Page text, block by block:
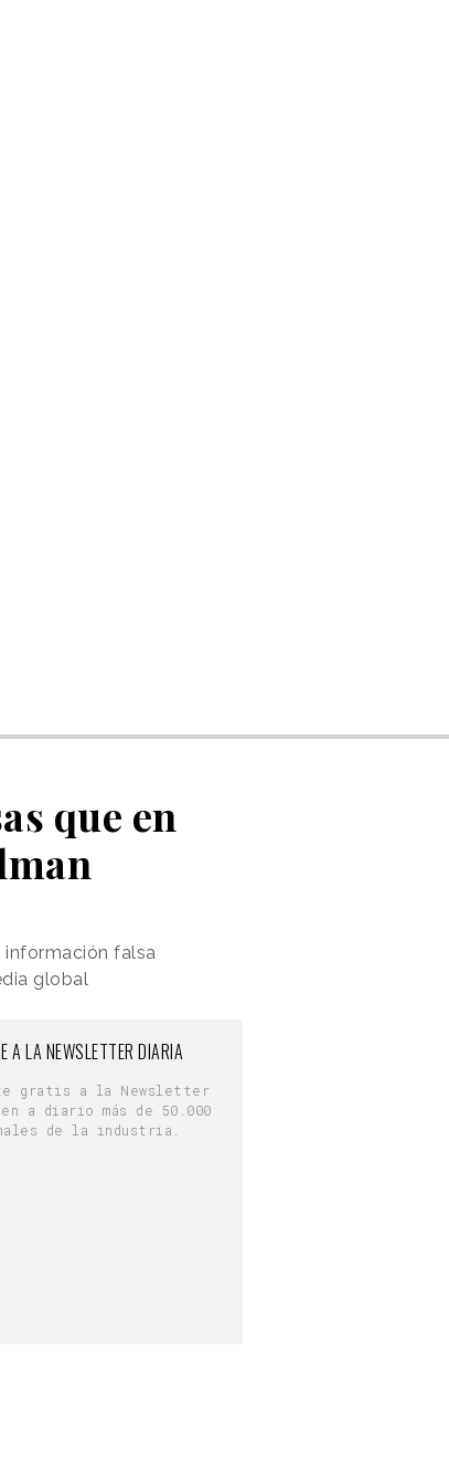
que en
falsa
global
A LA NEWSLETTER DIARIA
gratis a la Newsletter
a diario más de 50.000
de la industria.